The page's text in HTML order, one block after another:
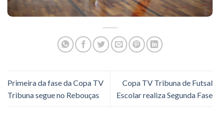
Primeira da fase da Copa TV
Tribuna segue no Rebouças
Copa TV Tribuna de Futsal
Escolar realiza Segunda Fase